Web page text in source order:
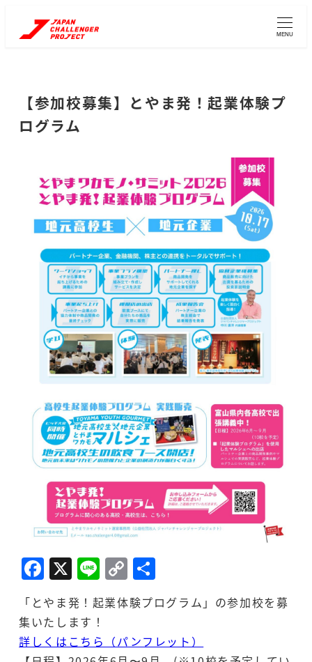
MENU
【参加校募集】とやま発！起業体験プ
ログラム
F
a
c
e
X Li
n
e
C
o
p
y
有
「とやま発！起業体験プログラム」の参加校を募
集いたします！
詳しくはこちら（パンフレット）